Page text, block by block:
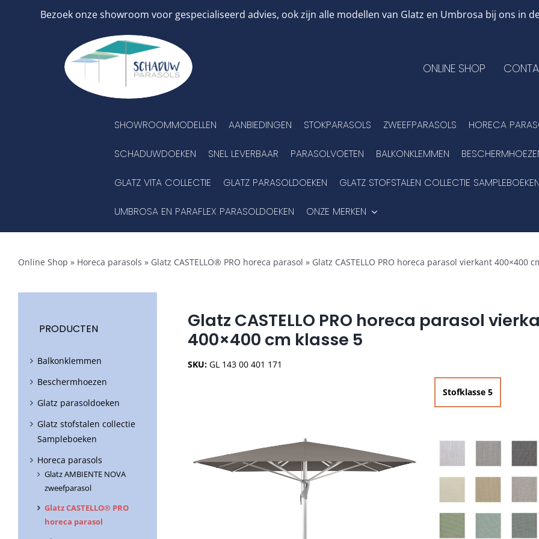
Bezoek onze showroom voor gespecialiseerd advies, ook zijn alle modellen van Glatz en Umbrosa bij ons in
ONLINE SHOP
SHOWROOMMODELLEN AANBIEDINGEN STOKPARASOLS ZWEEFPARASOLS HORECA
SCHADUWDOEKEN SNEL LEVERBAAR PARASOLVOETEN BALKONKLEMMEN
GLATZ VITA COLLECTIE GLATZ PARASOLDOEKEN GLATZ STOFSTALEN COLLECTIE
UMBROSA EN PARAFLEX PARASOLDOEKEN ONZE MERKEN
Online Shop » Horeca parasols » Glatz CASTELLO® PRO horeca parasol » Glatz CASTELLO PRO horeca parasol vierkant 400×400
Glatz CASTELLO PRO horeca parasol
400×400 cm klasse 5
SKU:GL 143 00 401 171
Stofklasse 5
PRODUCTEN
Balkonklemmen
Beschermhoezen
Glatz parasoldoeken
Glatz stofstalen collectie
Sampleboeken
Horeca parasols
Glatz AMBIENTE NOVA
zweefparasol
Glatz CASTELLO® PRO
horeca parasol